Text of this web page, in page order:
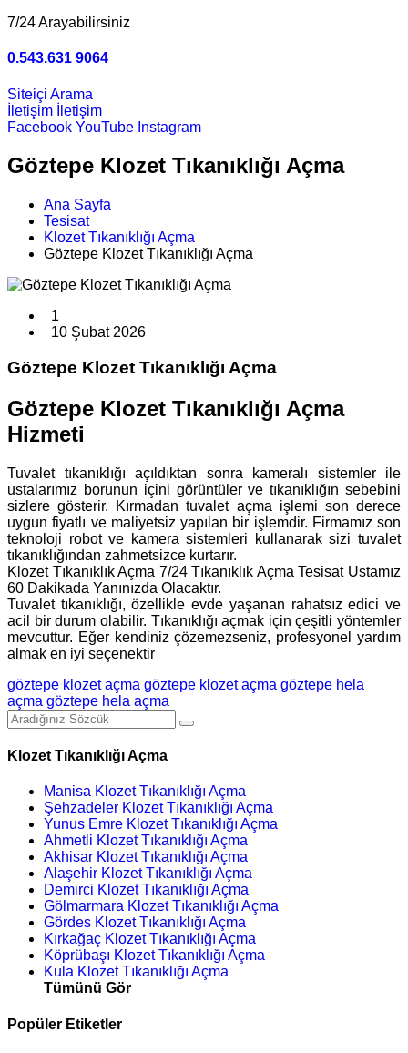
7/24 Arayabilirsiniz
0.543.631 9064
Siteiçi Arama
İletişim
İletişim
Facebook YouTube Instagram
Göztepe Klozet Tıkanıklığı Açma
Ana Sayfa
Tesisat
Klozet Tıkanıklığı Açma
Göztepe Klozet Tıkanıklığı Açma
1
10 Şubat 2026
Göztepe Klozet Tıkanıklığı Açma
Göztepe Klozet Tıkanıklığı Açma
Hizmeti
Tuvalet tıkanıklığı açıldıktan sonra kameralı sistemler ile
ustalarımız borunun içini görüntüler ve tıkanıklığın sebebini
sizlere gösterir. Kırmadan tuvalet açma işlemi son derece
uygun fiyatlı ve maliyetsiz yapılan bir işlemdir. Firmamız son
teknoloji robot ve kamera sistemleri kullanarak sizi tuvalet
tıkanıklığından zahmetsizce kurtarır.
Klozet Tıkanıklık Açma 7/24 Tıkanıklık Açma Tesisat Ustamız
60 Dakikada Yanınızda Olacaktır.
Tuvalet tıkanıklığı, özellikle evde yaşanan rahatsız edici ve
acil bir durum olabilir. Tıkanıklığı açmak için çeşitli yöntemler
mevcuttur. Eğer kendiniz çözemezseniz, profesyonel yardım
almak en iyi seçenektir
göztepe klozet açma göztepe klozet açma göztepe hela
açma göztepe hela açma
Klozet Tıkanıklığı Açma
Manisa Klozet Tıkanıklığı Açma
Şehzadeler Klozet Tıkanıklığı Açma
Yunus Emre Klozet Tıkanıklığı Açma
Ahmetli Klozet Tıkanıklığı Açma
Akhisar Klozet Tıkanıklığı Açma
Alaşehir Klozet Tıkanıklığı Açma
Demirci Klozet Tıkanıklığı Açma
Gölmarmara Klozet Tıkanıklığı Açma
Gördes Klozet Tıkanıklığı Açma
Kırkağaç Klozet Tıkanıklığı Açma
Köprübaşı Klozet Tıkanıklığı Açma
Kula Klozet Tıkanıklığı Açma
Tümünü Gör
Popüler Etiketler